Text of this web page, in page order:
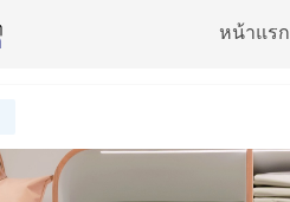
หน้าแรก